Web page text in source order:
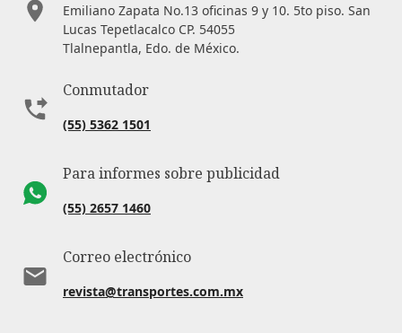
Emiliano Zapata No.13 oficinas 9 y 10. 5to piso. San
Lucas Tepetlacalco CP. 54055
Tlalnepantla, Edo. de México.
Conmutador
(55) 5362 1501
Para informes sobre publicidad
(55) 2657 1460
Correo electrónico
revista@transportes.com.mx